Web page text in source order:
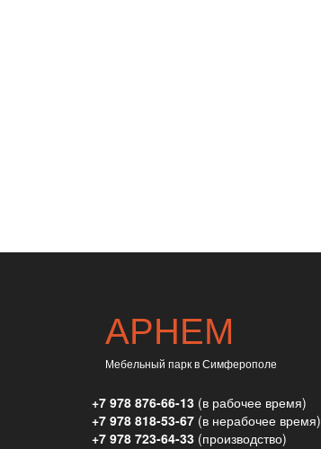
АРНЕМ
Мебельный парк в Симферополе
+7 978 876-66-13 (в рабочее время)
+7 978 818-53-67 (в нерабочее время)
+7 978 723-64-33 (производство)